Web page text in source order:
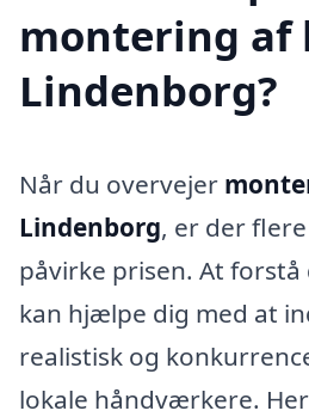
montering af
Lindenborg?
Når du overvejer
Lindenborg, er der
påvirke prisen. At
kan hjælpe dig med at
realistisk og
lokale håndværkere.